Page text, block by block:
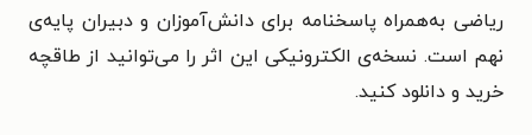
ریاضی به‌همراه پاسخنامه برای دانش‌آموزان و دبیران پایه‌ی
نهم است. نسخه‌ی الکترونیکی این اثر را می‌توانید از طاقچه
خرید و دانلود کنید.